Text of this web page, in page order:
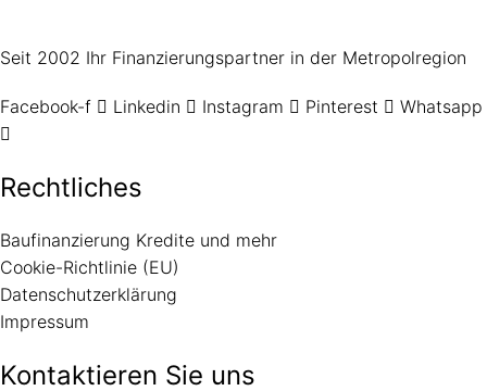
Seit 2002 Ihr Finanzierungspartner in der Metropolregion
Facebook-f Linkedin Instagram Pinterest Whatsapp
Rechtliches
Baufinanzierung Kredite und mehr
Cookie-Richtlinie (EU)
Datenschutzerklärung
Impressum
Kontaktieren Sie uns